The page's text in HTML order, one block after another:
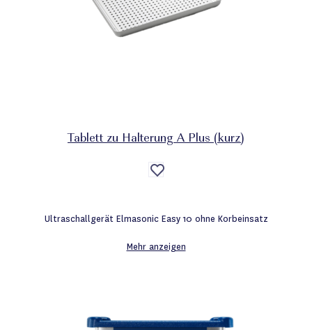
Tablett zu Halterung A Plus (kurz)
Auf
die
Ultraschallgerät Elmasonic Easy 10 ohne Korbeinsatz
Mehr anzeigen